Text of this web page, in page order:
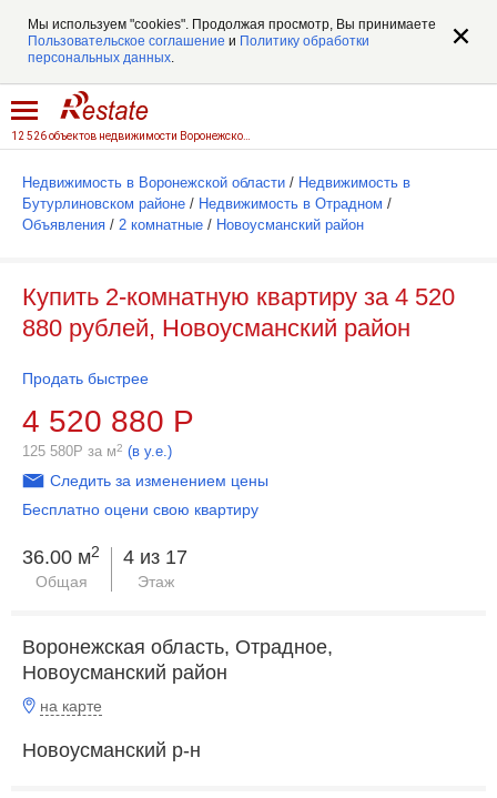
Мы используем "cookies". Продолжая просмотр, Вы принимаете
Пользовательское соглашение и Политику обработки
персональных данных.
Недвижимость в Воронежской области / Недвижимость в
Бутурлиновском районе / Недвижимость в Отрадном /
Объявления / 2 комнатные / Новоусманский район
Купить 2-комнатную квартиру за 4 520
880 рублей, Новоусманский район
Продать быстрее
4 520 880 Р
125 580Р за м2 (в у.е.)
Следить за изменением цены
Бесплатно оцени свою квартиру
36.00 м2
Общая
4 из 17
Этаж
Воронежская область, Отрадное,
Новоусманский район
на карте
Новоусманский р-н